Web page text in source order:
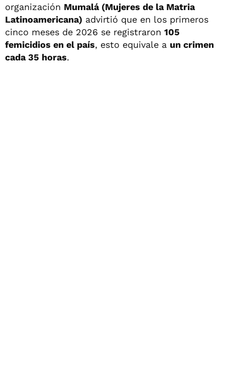
organización Mumalá (Mujeres de la Matria
Latinoamericana) advirtió que en los primeros
cinco meses de 2026 se registraron 105
femicidios en el país, esto equivale a un crimen
cada 35 horas.